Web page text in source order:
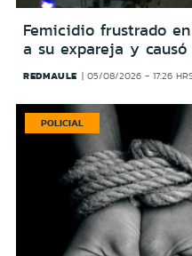
Femicidio frustrado
a su expareja y
REDMAULE 05/08/2026 - 17:26
POLICIAL